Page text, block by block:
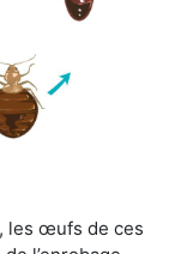
les œufs de ces